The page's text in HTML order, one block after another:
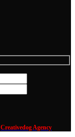
Creativedog Agency